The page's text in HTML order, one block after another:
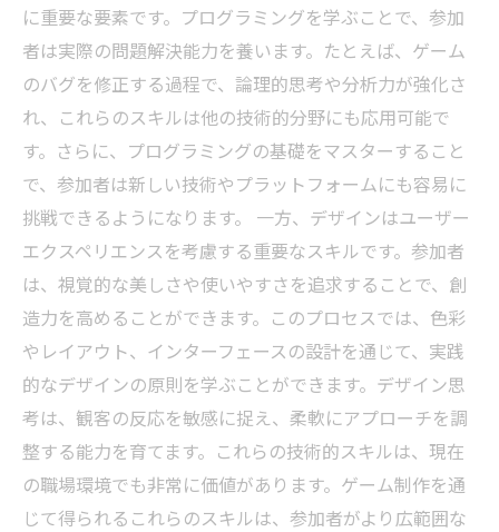
に重要な要素です。プログラミングを学ぶことで、参加
者は実際の問題解決能力を養います。たとえば、ゲーム
のバグを修正する過程で、論理的思考や分析力が強化さ
れ、これらのスキルは他の技術的分野にも応用可能で
す。さらに、プログラミングの基礎をマスターすること
で、参加者は新しい技術やプラットフォームにも容易に
挑戦できるようになります。 一方、デザインはユーザー
エクスペリエンスを考慮する重要なスキルです。参加者
は、視覚的な美しさや使いやすさを追求することで、創
造力を高めることができます。このプロセスでは、色彩
やレイアウト、インターフェースの設計を通じて、実践
的なデザインの原則を学ぶことができます。デザイン思
考は、観客の反応を敏感に捉え、柔軟にアプローチを調
整する能力を育てます。これらの技術的スキルは、現在
の職場環境でも非常に価値があります。ゲーム制作を通
じて得られるこれらのスキルは、参加者がより広範囲な